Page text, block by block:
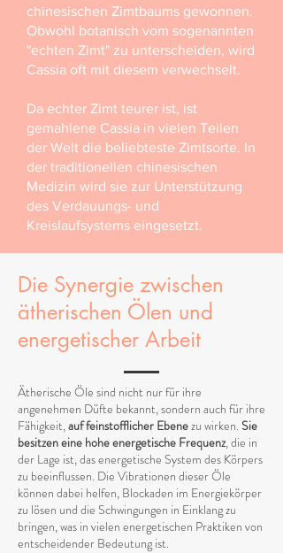
chinesischen Zimtbaums gewonnen.
Obwohl botanisch vom sogenannten
"echten Zimt" zu unterscheiden, wird
Cassia oft mit diesem verwechselt.
Da echter Zimt teurer ist, ist
gemahlene Cassia in vielen Teilen
der Welt die beliebteste Zimtsorte. In
der traditionellen chinesischen
Medizin wird sie zur Unterstützung
des Verdauungs- und
Kreislaufsystems eingesetzt.​
Die Synergie zwischen
ätherischen Ölen und
energetischer Arbeit
Ätherische Öle sind nicht nur für ihre
angenehmen Düfte bekannt, sondern auch für ihre
Fähigkeit,auf feinstofflicher Ebenezu wirken. Sie
besitzen eine hohe energetische Frequenz, die in
der Lage ist, das energetische System des Körpers
zu beeinflussen. Die Vibrationen dieser Öle
können dabei helfen, Blockaden im Energiekörper
zu lösen und die Schwingungen in Einklang zu
bringen, was in vielen energetischen Praktiken von
entscheidender Bedeutung ist.